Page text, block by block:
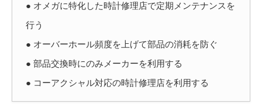
● オメガに特化した時計修理店で定期メンテナンスを
行う
● オーバーホール頻度を上げて部品の消耗を防ぐ
● 部品交換時にのみメーカーを利用する
● コーアクシャル対応の時計修理店を利用する